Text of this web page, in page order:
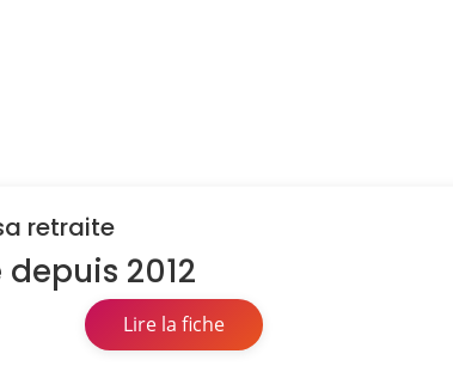
retraite
2012
Lire la fiche